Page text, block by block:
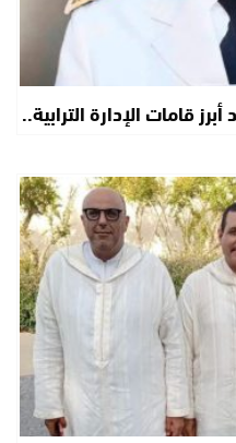
قامات الإدارة الترابية..